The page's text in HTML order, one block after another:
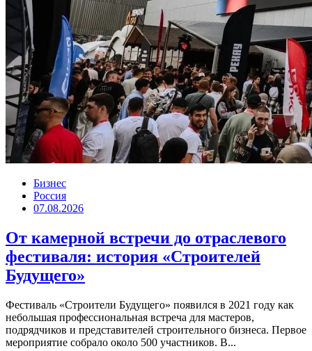
Бизнес
Россия
07.08.2026
От камерной встречи до отраслевого
фестиваля: история «Строителей
Будущего»
Фестиваль «Строители Будущего» появился в 2021 году как
небольшая профессиональная встреча для мастеров,
подрядчиков и представителей строительного бизнеса. Первое
мероприятие собрало около 500 участников. В...